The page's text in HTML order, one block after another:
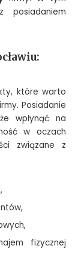
posiadaniem
które warto
Posiadanie
wpłynąć na
w oczach
związane z
fizycznej